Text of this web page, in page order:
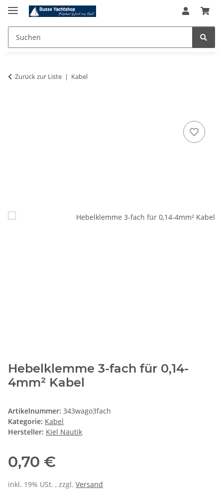
Zurück zur Liste Kabel
Hebelklemme 3-fach für 0,14-
4mm² Kabel
Artikelnummer: 343wago3fach
Kategorie: Kabel
Hersteller: Kiel Nautik
0,70 €
inkl. 19% USt. , zzgl. Versand